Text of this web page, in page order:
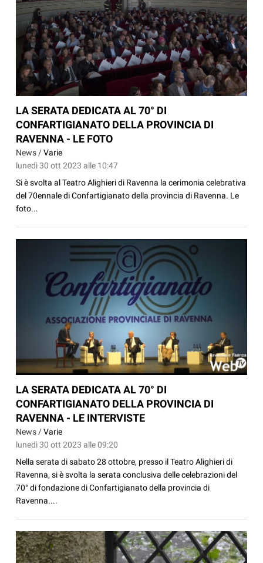
LA SERATA DEDICATA AL 70° DI
CONFARTIGIANATO DELLA PROVINCIA DI
RAVENNA - LE FOTO
News /Varie
lunedì 30 ott 2023 alle 10:47
Si è svolta al Teatro Alighieri di Ravenna la cerimonia celebrativa
del 70ennale di Confartigianato della provincia di Ravenna. Le
foto...
LA SERATA DEDICATA AL 70° DI
CONFARTIGIANATO DELLA PROVINCIA DI
RAVENNA - LE INTERVISTE
News /Varie
lunedì 30 ott 2023 alle 09:20
Nella serata di sabato 28 ottobre, presso il Teatro Alighieri di
Ravenna, si è svolta la serata conclusiva delle celebrazioni del
70° di fondazione di Confartigianato della provincia di
Ravenna....